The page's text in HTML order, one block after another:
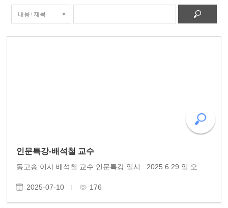
인문특강-배석철 교수
동고송 이사 배석철 교수 인문특강 일시 : 2025.6.29.일.오후 4시 장소 : 화순 운암빌딩 3층 주최 : 여미고모이고 모임 주관 : 사)인문연구원 동고송 국내뿐 아니라 세계적인 암연구 분야 권위자로 알려진 배석철 교수(충북대 석좌교수)의 인문특강이 화순에서 열렸다. ‘여미고..
2025-07-10 176